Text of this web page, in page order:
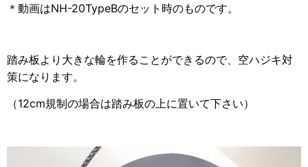
＊動画はNH-20TypeBのセット時のものです。
踏み板より大きな輪を作ることができるので、空ハジキ対
策になります。
（12cm規制の場合は踏み板の上に置いて下さい）